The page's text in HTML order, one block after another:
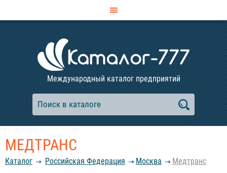
Международный каталог предприятий
МЕДТРАНС
Каталог Российcкая Федерация Москва Медтранс